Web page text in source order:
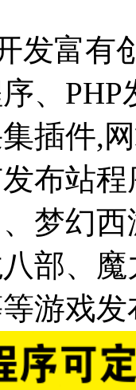
发富有
、
插件,
布站
梦幻
部、
游戏